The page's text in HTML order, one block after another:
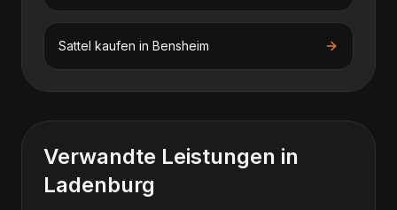
Sattel kaufen in Bensheim
Verwandte Leistungen in
Ladenburg